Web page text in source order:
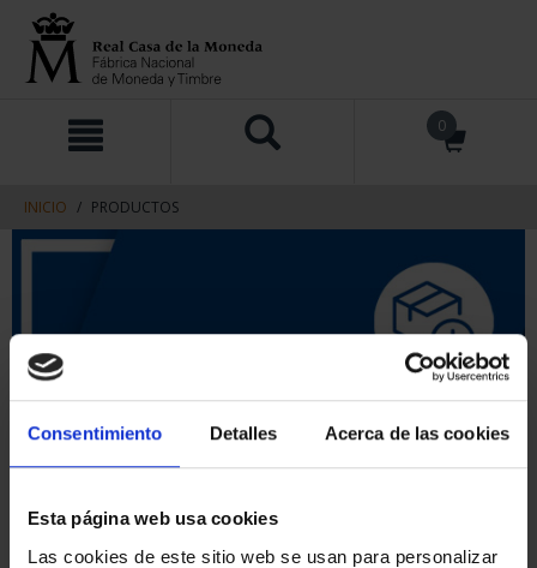
Consentimiento Detalles Acerca de las cookies
Esta página web usa cookies
Las cookies de este sitio web se usan para personalizar
contenido
navegacin
0
INICIO PRODUCTOS